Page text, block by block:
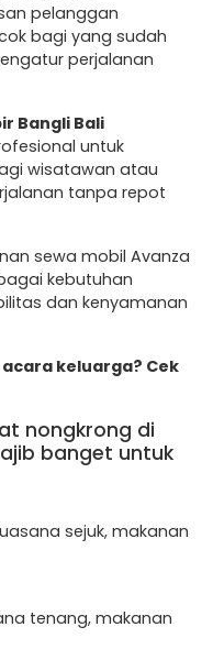
pelanggan
bagi yang sudah
perjalanan
Bangli Bali
untuk
wisatawan atau
tanpa repot
sewa mobil Avanza
kebutuhan
dan kenyamanan
keluarga? Cek
nongkrong di
banget untuk
sejuk, makanan
tenang, makanan